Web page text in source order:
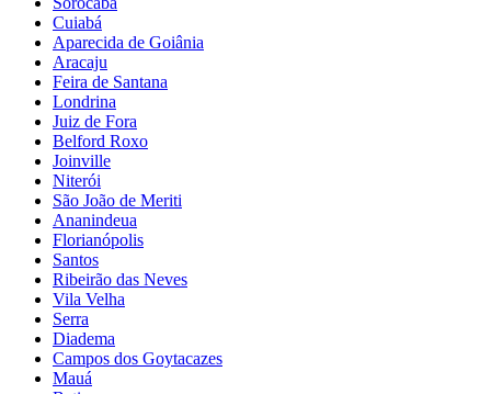
Cuiabá
Aparecida de Goiânia
Aracaju
Feira de Santana
Londrina
Juiz de Fora
Belford Roxo
Joinville
Niterói
São João de Meriti
Ananindeua
Florianópolis
Santos
Ribeirão das Neves
Vila Velha
Serra
Diadema
Campos dos Goytacazes
Mauá